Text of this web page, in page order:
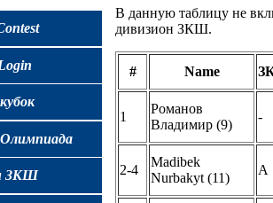
ЗКШ
В данную таблицу не
дивизион ЗКШ.
# Name
1
Романов
Владимир (9)
-
2-4
Madibek
Nurbakyt (11)
A